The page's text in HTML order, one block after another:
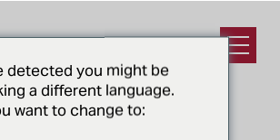
Abrir
detected you might be
a different language.
want to change to: